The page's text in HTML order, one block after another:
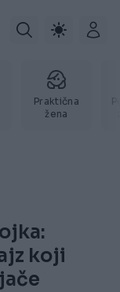
Praktična
žena
koji